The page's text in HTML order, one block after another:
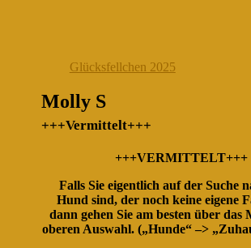
Glücksfellchen 2025
Molly S
+++Vermittelt+++
+++VERMITTELT+++
Falls Sie eigentlich auf der Suche
Hund sind, der noch keine eigene
dann gehen Sie am besten über das
oberen Auswahl. („Hunde“ –>